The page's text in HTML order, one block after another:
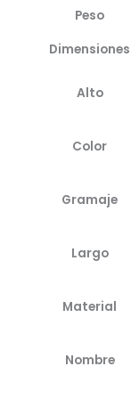
Peso
Dimensiones
Alto
Color
Gramaje
Largo
Material
Nombre